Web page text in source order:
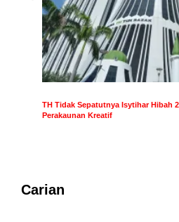
TH Tidak Sepatutnya Isytihar Hibah
Perakaunan Kreatif
Carian